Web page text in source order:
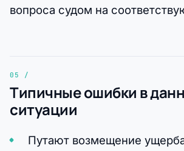
вопроса судом на
Типичные ошибки в
ситуации
Путают возмещение